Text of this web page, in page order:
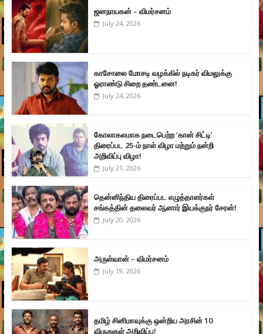
ஜனநாயகன் – விமர்சனம்
July 24, 2026
காசோலை மோசடி வழக்கில் நடிகர் விமலுக்கு
ஓராண்டு சிறை தண்டனை!
July 24, 2026
கோலாகலமாக நடைபெற்ற ‘கான் சிட்டி’
திரைப்பட 25-ம் நாள் விழா மற்றும் நன்றி
அறிவிப்பு விழா!
July 21, 2026
தென்னிந்திய திரைப்பட எழுத்தாளர்கள்
சங்கத்தின் தலைவர் ஆனார் இயக்குநர் சேரன்!
July 20, 2026
அருள்வான் – விமர்சனம்
July 19, 2026
தமிழ் சினிமாவுக்கு ஒன்றிய அரசின் 10
விருதுகள் அறிவிப்பு!